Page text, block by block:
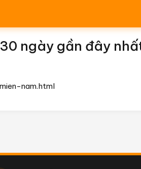
ngày gần đây
nam.html